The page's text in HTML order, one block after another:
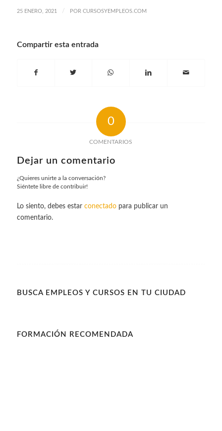
25 ENERO, 2021 / POR CURSOSYEMPLEOS.COM
Compartir esta entrada
0
COMENTARIOS
Dejar un comentario
¿Quieres unirte a la conversación?
Siéntete libre de contribuir!
Lo siento, debes estar conectadopara publicar un
comentario.
BUSCA EMPLEOS Y CURSOS EN TU CIUDAD
FORMACIÓN RECOMENDADA